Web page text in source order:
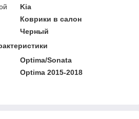
Kia
Коврики в салон
Черный
Optima/Sonata
Optima 2015-2018